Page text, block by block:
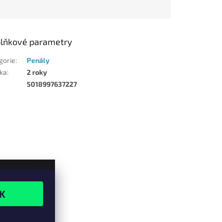
parametry
:
Penály
:
2 roky
5018997637227